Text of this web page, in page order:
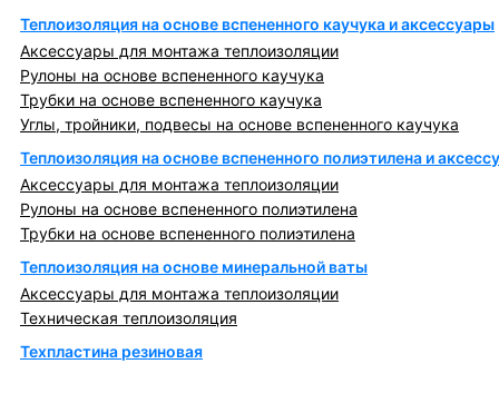
Теплоизоляция на основе вспененного каучука и аксессуары
Аксессуары для монтажа теплоизоляции
Рулоны на основе вспененного каучука
Трубки на основе вспененного каучука
Углы, тройники, подвесы на основе вспененного каучука
Теплоизоляция на основе вспененного полиэтилена и
Аксессуары для монтажа теплоизоляции
Рулоны на основе вспененного полиэтилена
Трубки на основе вспененного полиэтилена
Теплоизоляция на основе минеральной ваты
Аксессуары для монтажа теплоизоляции
Техническая теплоизоляция
Техпластина резиновая